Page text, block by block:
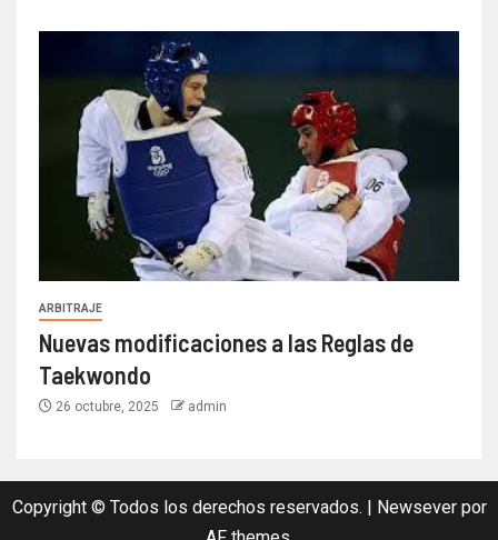
ARBITRAJE
Nuevas modificaciones a las Reglas de
Taekwondo
26 octubre, 2025 admin
Copyright © Todos los derechos reservados. | Newseverpor